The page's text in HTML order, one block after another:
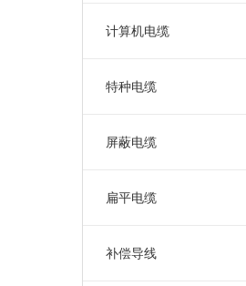
计算机电缆
特种电缆
屏蔽电缆
扁平电缆
补偿导线